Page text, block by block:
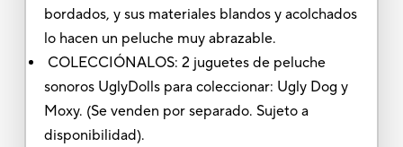
bordados, y sus materiales blandos y acolchados
lo hacen un peluche muy abrazable.
COLECCIÓNALOS: 2 juguetes de peluche
sonoros UglyDolls para coleccionar: Ugly Dog y
Moxy. (Se venden por separado. Sujeto a
disponibilidad).